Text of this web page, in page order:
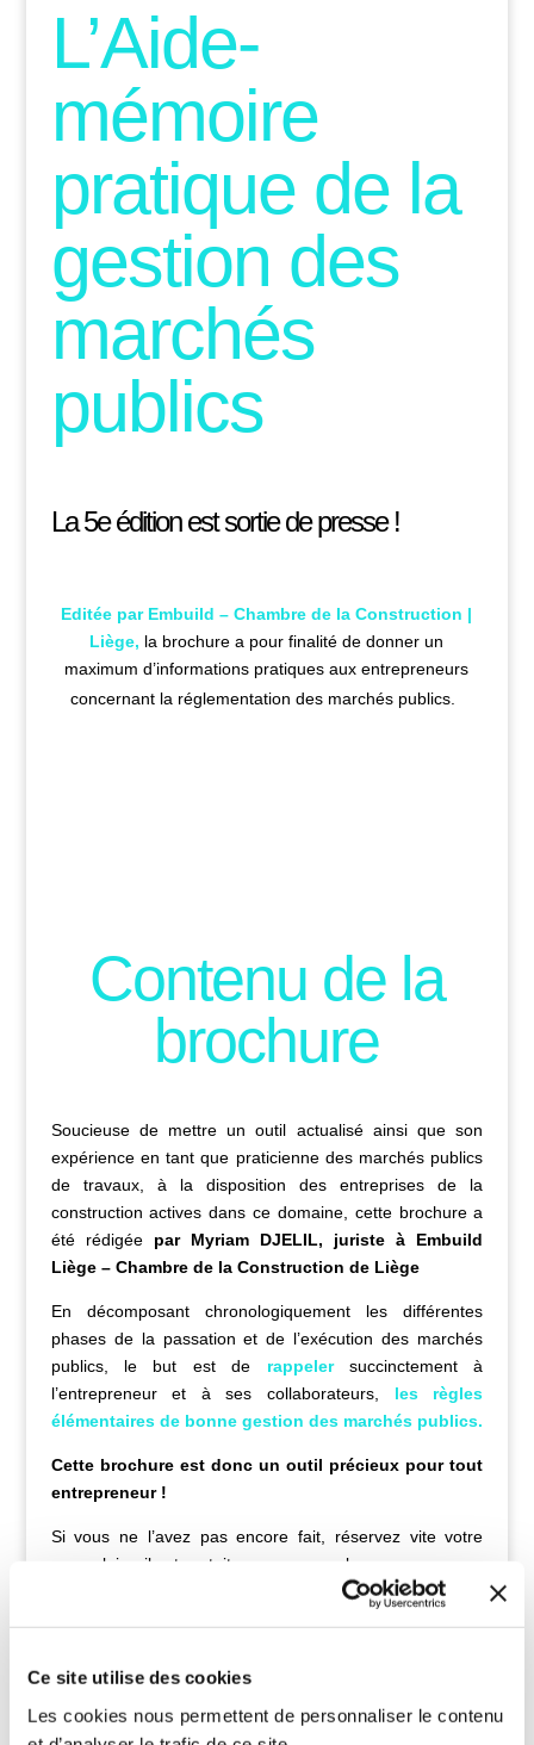
Ce site utilise des cookies
Les cookies nous permettent de personnaliser le contenu
L’Aide-
mémoire
pratique de la
gestion des
marchés
publics
La 5e édition est sortie de presse !
Editée par Embuild – Chambre de la Construction |
Liège, la brochure a pour finalité de donner un
maximum d’informations pratiques aux entrepreneurs
concernant la réglementation des marchés publics.
Contenu de la
brochure
Soucieuse de mettre un outil actualisé ainsi que son
expérience en tant que praticienne des marchés publics
de travaux, à la disposition des entreprises de la
construction actives dans ce domaine, cette brochure a
été rédigée par Myriam DJELIL, juriste à Embuild
Liège – Chambre de la Construction de Liège
En décomposant chronologiquement les différentes
phases de la passation et de l’exécution des marchés
publics, le but est de rappelersuccinctement à
l’entrepreneur et à ses collaborateurs, les règles
élémentaires de bonne gestion des marchés publics.
Cette brochure est donc un outil précieux pour tout
entrepreneur !
Si vous ne l’avez pas encore fait, réservez vite votre
exemplaire, il est gratuit pour nos membres.
Commandez votre exemplaire !
Brochure gratuite pour nos membres